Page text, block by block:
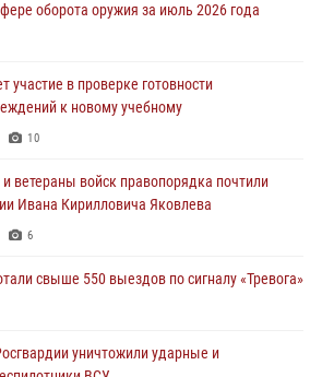
оборота оружия за июль 2026 года
участие в проверке готовности
к новому учебному
10
ветераны войск правопорядка почтили
Ивана Кирилловича Яковлева
6
свыше 550 выездов по сигналу «Тревога»
уничтожили ударные и